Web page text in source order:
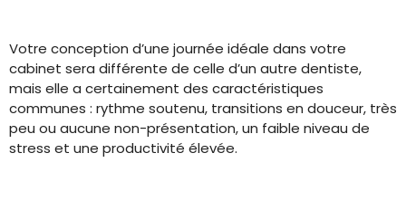
Votre conception d’une journée idéale dans votre
cabinet sera différente de celle d’un autre dentiste,
mais elle a certainement des caractéristiques
communes : rythme soutenu, transitions en douceur, très
peu ou aucune non-présentation, un faible niveau de
stress et une productivité élevée.